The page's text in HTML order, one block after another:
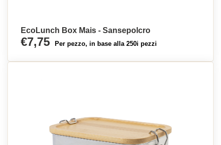
EcoLunch Box Mais - Sansepolcro
€7,75 Per pezzo, in base alla 250i pezzi